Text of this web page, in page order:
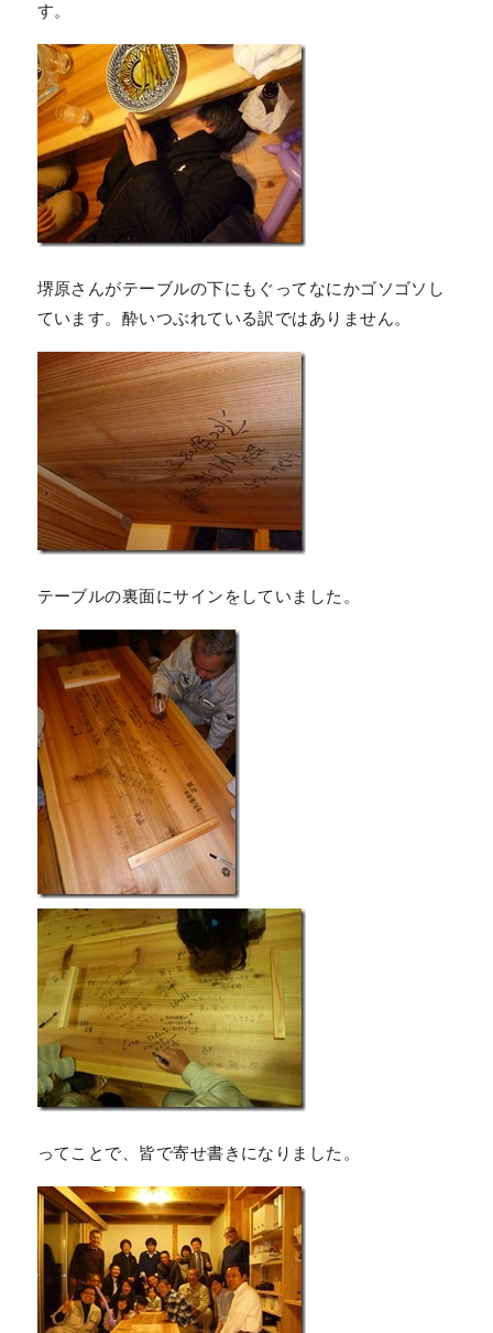
す。
堺原さんがテーブルの下にもぐってなにかゴソゴソし
ています。酔いつぶれている訳ではありません。
テーブルの裏面にサインをしていました。
ってことで、皆で寄せ書きになりました。